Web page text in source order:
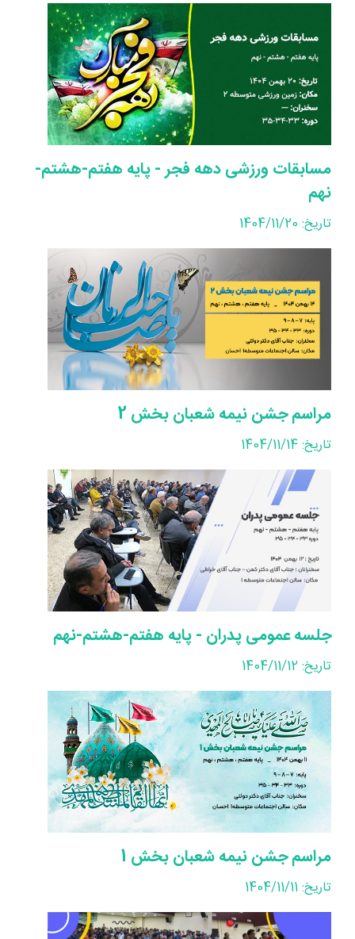
مسابقات ورزشی دهه فجر - پایه هفتم-هشتم-
نهم
تاریخ: 1404/11/20
مراسم جشن نیمه شعبان بخش 2
تاریخ: 1404/11/14
جلسه عمومی پدران - پایه هفتم-هشتم-نهم
تاریخ: 1404/11/12
مراسم جشن نیمه شعبان بخش 1
تاریخ: 1404/11/11